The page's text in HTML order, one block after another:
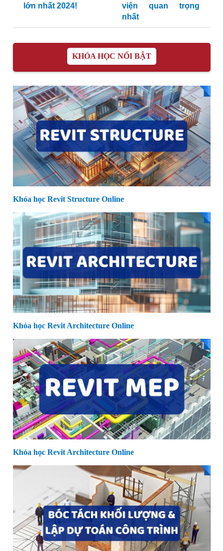
lớn nhất 2024!
viện quan trọng
nhất
KHÓA HỌC NỔI BẬT
Khóa học Revit Structure Online
Khóa học Revit Architecture Online
Khóa học Revit Architecture Online